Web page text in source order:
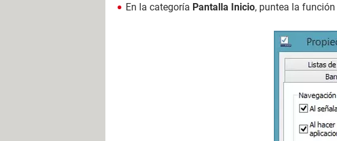
En la categoría Pantalla Inicio, puntea la función